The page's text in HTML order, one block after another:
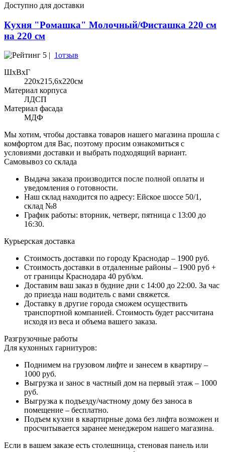
Доступно для доставки
Кухня "Ромашка" Молочный/Фисташка 220 см
на 220 см
5 | 1отзыв
ШхВхГ
220x215,6х220см
Материал корпуса
ЛДСП
Материал фасада
МДФ
Мы хотим, чтобы доставка товаров нашего магазина прошла с
комфортом для Вас, поэтому просим ознакомиться с
условиями доставки и выбрать подходящий вариант.
Самовывоз со склада
Выдача заказа производится после полной оплаты и
уведомления о готовности.
Наш склад находится по адресу: Ейское шоссе 50/1,
склад №8
График работы: вторник, четверг, пятница с 13:00 до
16:30.
Курьерская доставка
Стоимость доставки по городу Краснодар – 1900 руб.
Стоимость доставки в отдаленные районы – 1900 руб +
от границы Краснодара 40 руб/км.
Доставим ваш заказ в будние дни с 14:00 до 22:00. За час
до приезда наш водитель с вами свяжется.
Доставку в другие города сможем осуществить
транспортной компанией. Стоимость будет рассчитана
исходя из веса и объема вашего заказа.
Разгрузочные работы
Для кухонных гарнитуров:
Поднимем на грузовом лифте и занесем в квартиру –
1000 руб.
Выгрузка и занос в частный дом на первый этаж – 1000
руб.
Выгрузка к подъезду/частному дому без заноса в
помещение – бесплатно.
Подъем кухни в квартирные дома без лифта возможен и
просчитывается заранее менеджером нашего магазина.
Если в вашем заказе есть столешница, стеновая панель или